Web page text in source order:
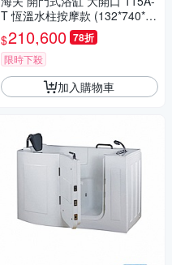
T 恆溫水柱按摩款 (132*740*10
2cm)
$210,600 78折
限時下殺
加入購物車